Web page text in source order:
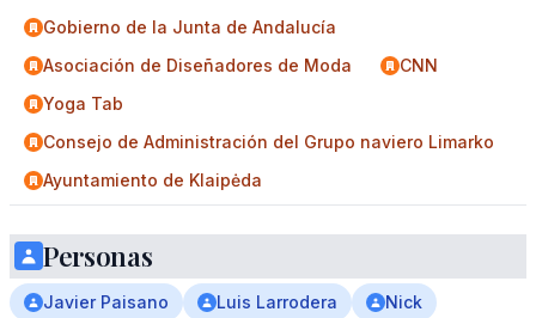
Gobierno de la Junta de Andalucía
Asociación de Diseñadores de Moda
CNN
Yoga Tab
Consejo de Administración del Grupo naviero Limarko
Ayuntamiento de Klaipėda
Personas
Javier Paisano Luis Larrodera
Nick